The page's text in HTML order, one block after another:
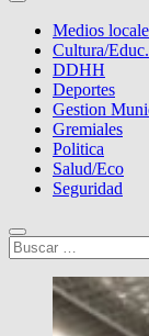
Medios
Cultura/Educ.
DDHH
Deportes
Gestion
Gremiales
Politica
Salud/Eco
Seguridad
Buscar
…